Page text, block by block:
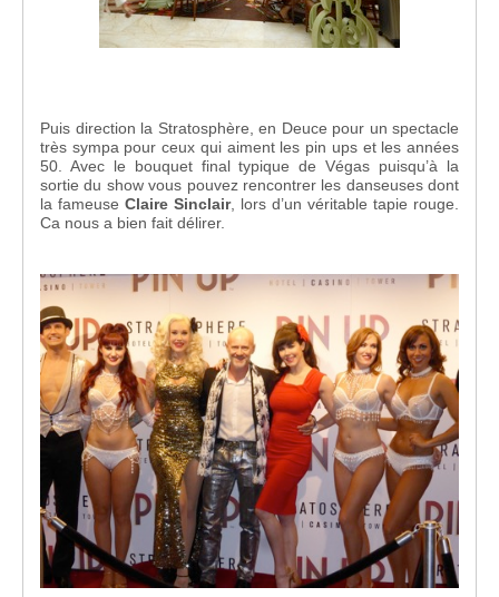
Puis direction la Stratosphère, en Deuce pour un spectacle
très sympa pour ceux qui aiment les pin ups et les années
50. Avec le bouquet final typique de Végas puisqu’à la
sortie du show vous pouvez rencontrer les danseuses dont
la fameuse Claire Sinclair, lors d’un véritable tapie rouge.
Ca nous a bien fait délirer.